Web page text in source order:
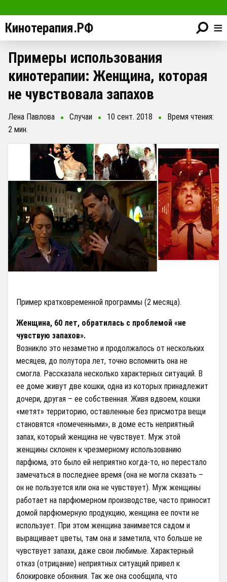
Кинотерапия.РФ ≡
Примеры использования
кинотерапии: Женщина, которая
не чувствовала запахов
Лена Павлова Случаи 10 сент. 2018
Время чтения:
2 мин.
Пример кратковременной программы (2 месяца).
Женщина, 60 лет, обратилась с проблемой «не
чувствую запахов».
Возникло это незаметно и продолжалось от нескольких
месяцев, до полутора лет, точно вспомнить она не
смогла. Рассказала несколько характерных ситуаций. В
ее доме живут две кошки, одна из которых принадлежит
дочери, другая – ее собственная. Живя вдвоем, кошки
«метят» территорию, оставленные без присмотра вещи
становятся «помеченными», в доме есть неприятный
запах, который женщина не чувствует. Муж этой
женщины склонен к чрезмерному использованию
парфюма, это было ей неприятно когда-то, но перестало
замечаться в последнее время (она не могла сказать –
он не пользуется или она не чувствует). Муж женщины
работает на парфюмерном производстве, часто приносит
домой парфюмерную продукцию, женщина ее почти не
использует. При этом женщина занимается садом и
выращивает цветы, там она и заметила, что больше не
чувствует запахи, даже свои любимые. Характерный
отказ (отрицание) неприятных ситуаций привел к
блокировке обоняния. Так же она сообщила, что